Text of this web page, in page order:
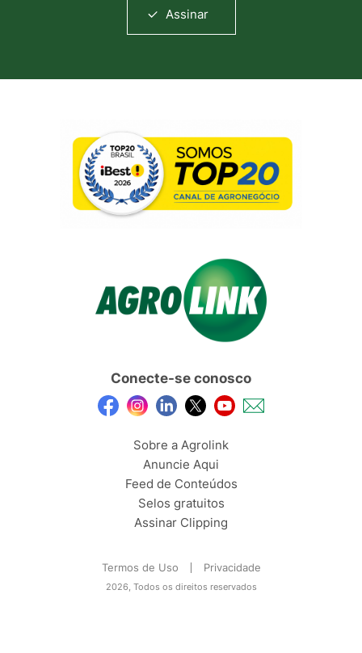
Assinar
Conecte-se conosco
Sobre a Agrolink
Anuncie Aqui
Feed de Conteúdos
Selos gratuitos
Assinar Clipping
Termos de Uso Privacidade
2026, Todos os direitos reservados